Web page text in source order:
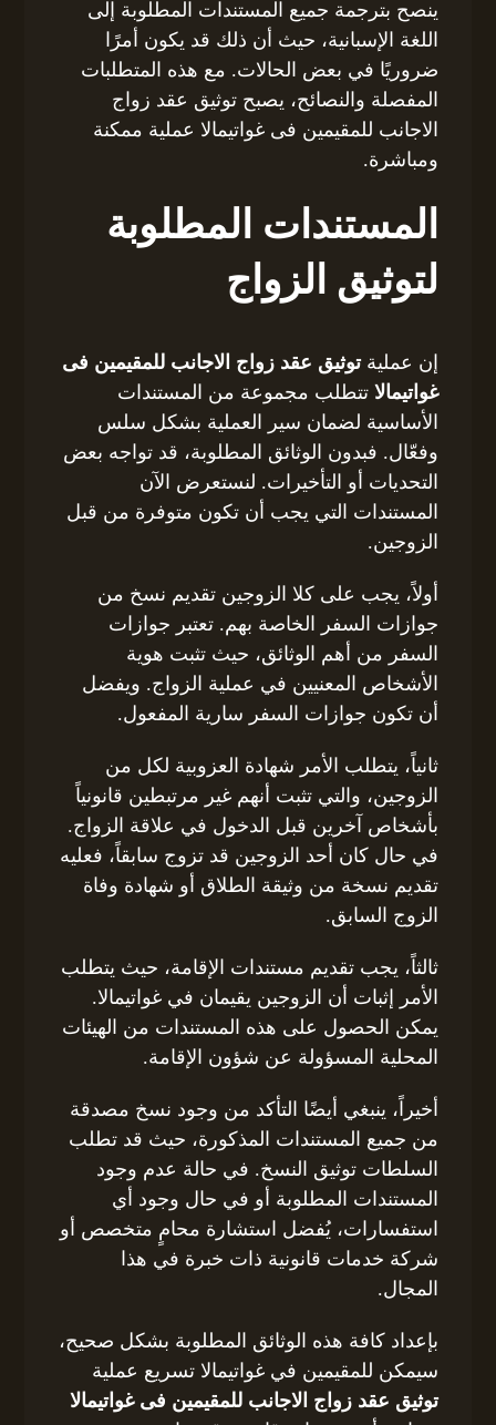
ينصح بترجمة جميع المستندات المطلوبة إلى
اللغة الإسبانية، حيث أن ذلك قد يكون أمرًا
ضروريًا في بعض الحالات. مع هذه المتطلبات
المفصلة والنصائح، يصبح توثيق عقد زواج
الاجانب للمقيمين فى غواتيمالا عملية ممكنة
ومباشرة.
المستندات المطلوبة
لتوثيق الزواج
إن عمليةتوثيق عقد زواج الاجانب للمقيمين فى
غواتيمالا تتطلب مجموعة من المستندات
الأساسية لضمان سير العملية بشكل سلس
وفعّال. فبدون الوثائق المطلوبة، قد تواجه بعض
التحديات أو التأخيرات. لنستعرض الآن
المستندات التي يجب أن تكون متوفرة من قبل
الزوجين.
أولاً، يجب على كلا الزوجين تقديم نسخ من
جوازات السفر الخاصة بهم. تعتبر جوازات
السفر من أهم الوثائق، حيث تثبت هوية
الأشخاص المعنيين في عملية الزواج. ويفضل
أن تكون جوازات السفر سارية المفعول.
ثانياً، يتطلب الأمر شهادة العزوبية لكل من
الزوجين، والتي تثبت أنهم غير مرتبطين قانونياً
بأشخاص آخرين قبل الدخول في علاقة الزواج.
في حال كان أحد الزوجين قد تزوج سابقاً، فعليه
تقديم نسخة من وثيقة الطلاق أو شهادة وفاة
الزوج السابق.
ثالثاً، يجب تقديم مستندات الإقامة، حيث يتطلب
الأمر إثبات أن الزوجين يقيمان في غواتيمالا.
يمكن الحصول على هذه المستندات من الهيئات
المحلية المسؤولة عن شؤون الإقامة.
أخيراً، ينبغي أيضًا التأكد من وجود نسخ مصدقة
من جميع المستندات المذكورة، حيث قد تطلب
السلطات توثيق النسخ. في حالة عدم وجود
المستندات المطلوبة أو في حال وجود أي
استفسارات، يُفضل استشارة محامٍ متخصص أو
شركة خدمات قانونية ذات خبرة في هذا
المجال.
بإعداد كافة هذه الوثائق المطلوبة بشكل صحيح،
سيمكن للمقيمين في غواتيمالا تسريع عملية
توثيق عقد زواج الاجانب للمقيمين فى غواتيمالا